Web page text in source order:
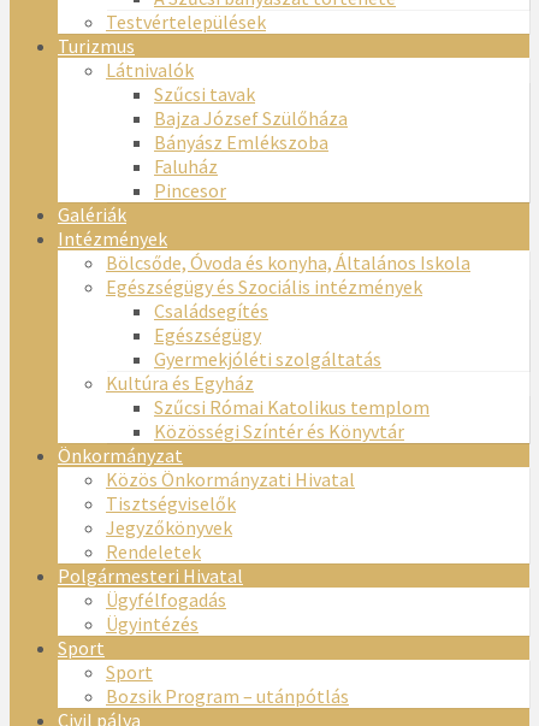
Testvértelepülések
Turizmus
Látnivalók
Szűcsi tavak
Bajza József Szülőháza
Bányász Emlékszoba
Faluház
Pincesor
Galériák
Intézmények
Bölcsőde, Óvoda és konyha, Általános Iskola
Egészségügy és Szociális intézmények
Családsegítés
Egészségügy
Gyermekjóléti szolgáltatás
Kultúra és Egyház
Szűcsi Római Katolikus templom
Közösségi Színtér és Könyvtár
Önkormányzat
Közös Önkormányzati Hivatal
Tisztségviselők
Jegyzőkönyvek
Rendeletek
Polgármesteri Hivatal
Ügyfélfogadás
Ügyintézés
Sport
Sport
Bozsik Program – utánpótlás
Civil pálya